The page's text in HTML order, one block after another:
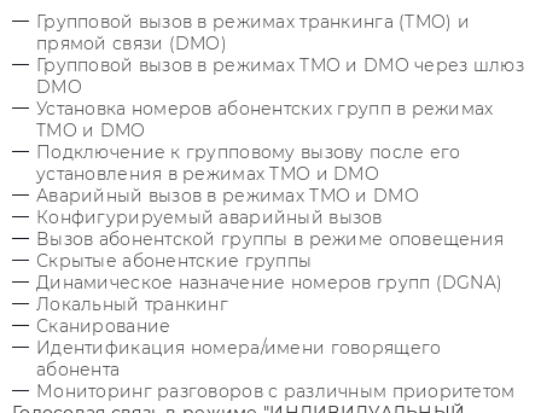
Групповой вызов в режимах транкинга (TMO) и
прямой связи (DMO)
Групповой вызов в режимах TMO и DMO через шлюз
DMO
Установка номеров абонентских групп в режимах
TMO и DMO
Подключение к групповому вызову после его
установления в режимах TMO и DMO
Аварийный вызов в режимах TMO и DMO
Конфигурируемый аварийный вызов
Вызов абонентской группы в режиме оповещения
Скрытые абонентские группы
Динамическое назначение номеров групп (DGNA)
Локальный транкинг
Сканирование
Идентификация номера/имени говорящего
абонента
Мониторинг разговоров с различным приоритетом